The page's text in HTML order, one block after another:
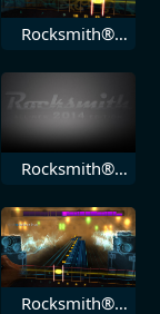
Rocksmith®
堕落
Rocksmith®
Ruby Soho
Rocksmith®